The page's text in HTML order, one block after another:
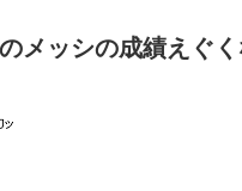
メッシの成績えぐく